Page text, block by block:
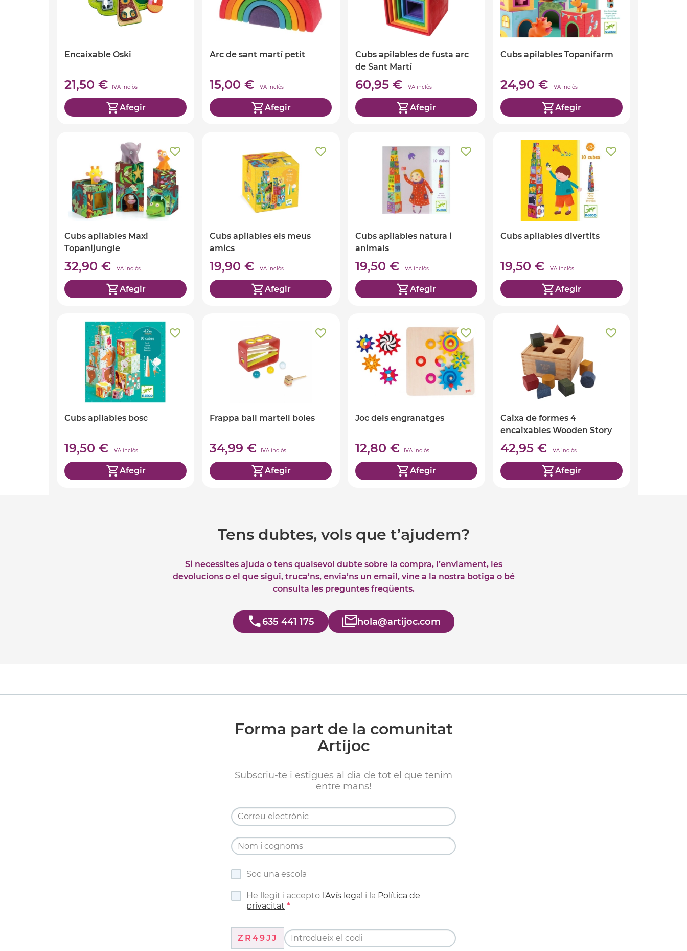
Encaixable Oski
21,50 € IVA inclòs
Afegir
Arc de sant martí petit
15,00 € IVA inclòs
Afegir
Cubs apilables de fusta arc
de Sant Martí
60,95 € IVA inclòs
Afegir
Cubs apilables Topanifarm
24,90 € IVA inclòs
Afegir
Cubs apilables Maxi
Topanijungle
32,90 € IVA inclòs
Afegir
Cubs apilables els meus
amics
19,90 € IVA inclòs
Afegir
Cubs apilables natura i
animals
19,50 € IVA inclòs
Afegir
Cubs apilables divertits
19,50 € IVA inclòs
Afegir
Cubs apilables bosc
19,50 € IVA inclòs
Afegir
Frappa ball martell boles
34,99 € IVA inclòs
Afegir
Joc dels engranatges
12,80 € IVA inclòs
Afegir
Caixa de formes 4
encaixables Wooden Story
42,95 € IVA inclòs
Afegir
Tens dubtes, vols que t’ajudem?
Si necessites ajuda o tens qualsevol dubte sobre la compra, l’enviament, les
devolucions o el que sigui, truca’ns, envia’ns un email, vine a la nostra botiga o bé
consulta les preguntes freqüents.
635 441 175 hola@artijoc.com
Forma part de la comunitat
Artijoc
Subscriu-te i estigues al dia de tot el que tenim
entre mans!
Soc una escola
He llegit i accepto l'Avís legal i la Política de
privacitat
ZR49JJ